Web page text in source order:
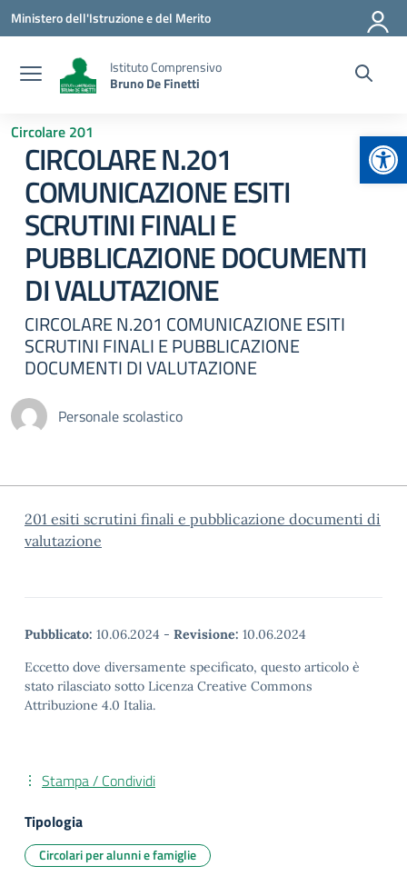
Vai ai contenuti
Vai al menu di navigazione
Vai al footer
Ministero dell'Istruzione e del Merito
Istituto Comprensivo
Bruno De Finetti
Circolare 201
CIRCOLARE N.201
COMUNICAZIONE ESITI
SCRUTINI FINALI E
PUBBLICAZIONE DOCUMENTI
DI VALUTAZIONE
CIRCOLARE N.201 COMUNICAZIONE ESITI
SCRUTINI FINALI E PUBBLICAZIONE
DOCUMENTI DI VALUTAZIONE
Personale scolastico
201 esiti scrutini finali e pubblicazione documenti di
valutazione
Pubblicato: 10.06.2024 - Revisione: 10.06.2024
Eccetto dove diversamente specificato, questo articolo è
stato rilasciato sotto Licenza Creative Commons
Attribuzione 4.0 Italia.
Stampa / Condividi
Tipologia
Circolari per alunni e famiglie